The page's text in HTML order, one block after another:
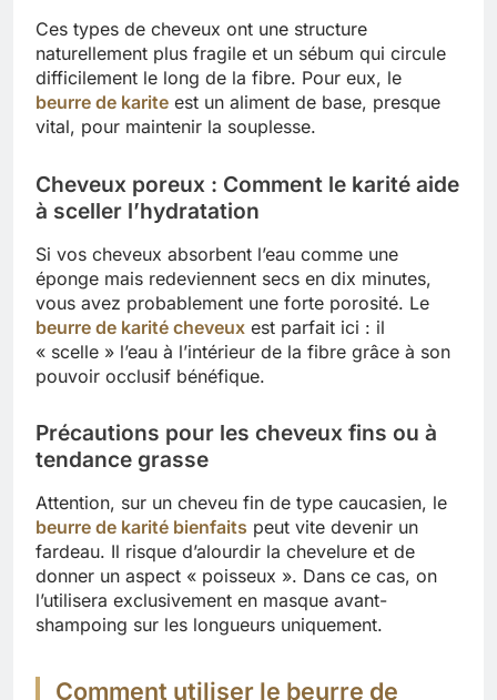
Ces types de cheveux ont une structure
naturellement plus fragile et un sébum qui circule
difficilement le long de la fibre. Pour eux, le
beurre de karite est un aliment de base, presque
vital, pour maintenir la souplesse.
Cheveux poreux : Comment le karité aide
à sceller l’hydratation
Si vos cheveux absorbent l’eau comme une
éponge mais redeviennent secs en dix minutes,
vous avez probablement une forte porosité. Le
beurre de karité cheveux est parfait ici : il
« scelle » l’eau à l’intérieur de la fibre grâce à son
pouvoir occlusif bénéfique.
Précautions pour les cheveux fins ou à
tendance grasse
Attention, sur un cheveu fin de type caucasien, le
beurre de karité bienfaits peut vite devenir un
fardeau. Il risque d’alourdir la chevelure et de
donner un aspect « poisseux ». Dans ce cas, on
l’utilisera exclusivement en masque avant-
shampoing sur les longueurs uniquement.
Comment utiliser le beurre de